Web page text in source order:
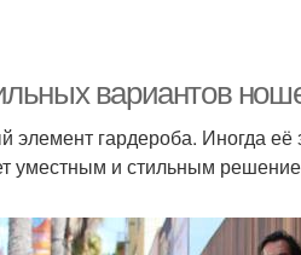
с длинными
вариантов
гардероба. Иногда её
уместным и стильным